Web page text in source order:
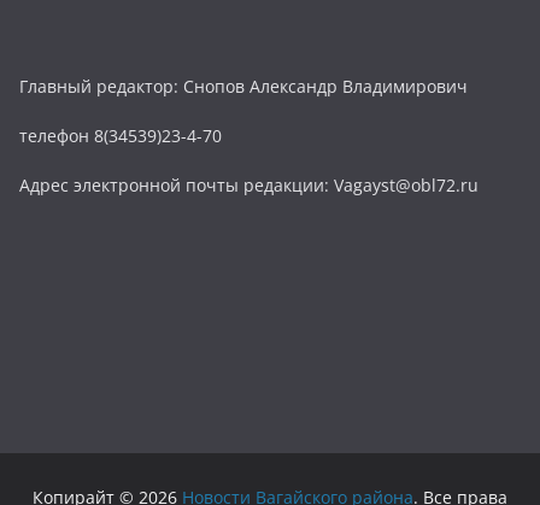
Главный редактор: Снопов Александр Владимирович
телефон 8(34539)23-4-70
Адрес электронной почты редакции: Vagayst@obl72.ru
Копирайт © 2026 Новости Вагайского района. Все права